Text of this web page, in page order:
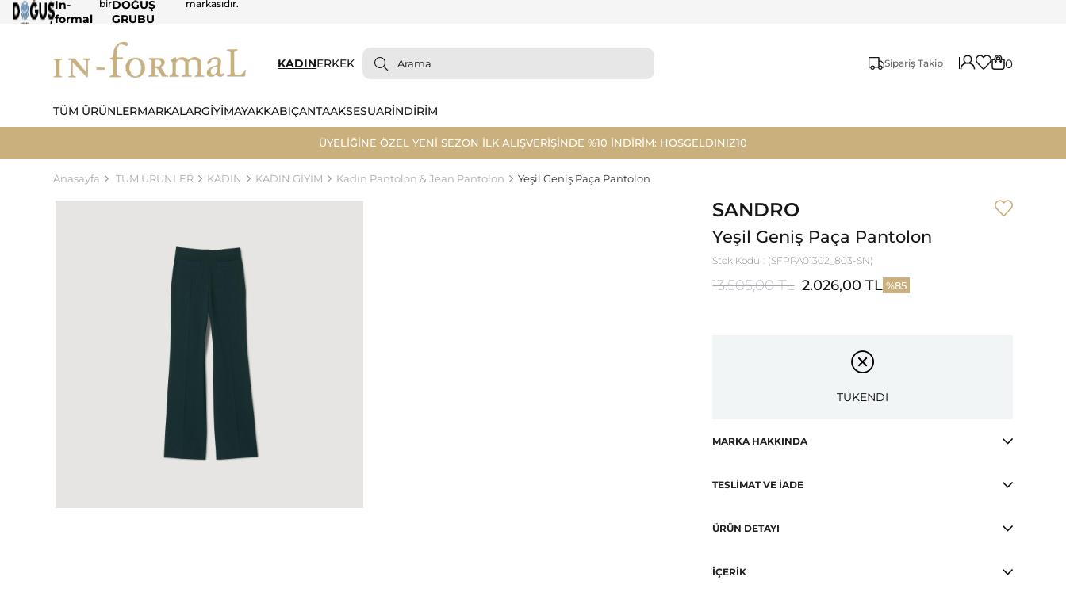
In-
formal
birDOĞUŞ
GRUBU
markasıdır.
KADINERKEK Sipariş Takip 0
TÜM ÜRÜNLERMARKALARGİYİMAYAKKABIÇANTAAKSESUARİNDİRİM
ÜYELİĞİNE ÖZEL YENİ SEZON İLK ALIŞVERİŞİNDE %10 İNDİRİM: HOSGELDINIZ10
Anasayfa TÜM ÜRÜNLER KADIN KADIN GİYİM Kadın Pantolon & Jean Pantolon Yeşil Geniş Paça Pantolon
SANDRO
Yeşil Geniş Paça Pantolon
Stok Kodu (SFPPA01302_803-SN)
13.505,00 TL 2.026,00 TL 85
TÜKENDİ
MARKA HAKKINDA
TESLIMAT VE İADE
ÜRÜN DETAYI
İÇERIK